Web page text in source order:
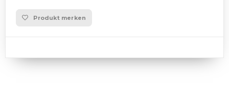
Produkt merken